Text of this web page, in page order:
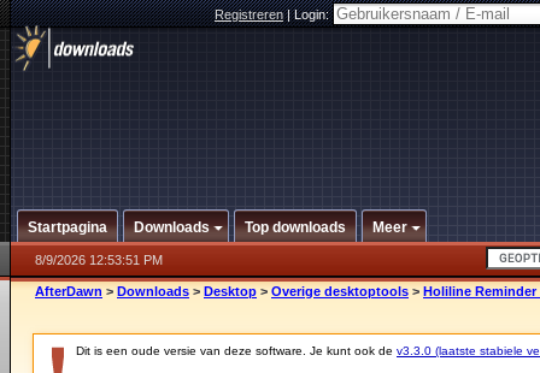
Registreren|Login:
Startpagina Downloads Top downloads Meer
8/9/2026 12:53:51 PM
AfterDawn > Downloads > Desktop > Overige desktoptools > Holiline Reminder
Dit is een oude versie van deze software. Je kunt ook de v3.3.0 (laatste stabiele